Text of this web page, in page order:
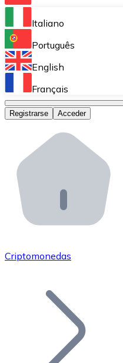
Bitnovo Ramp
Integra nuestra
Bitnovo Giftcards
Bitnovo OTC
Bitnovo ATM
Integra un ATM
Bitnovo API
Integra nuestra API
Únete a nuestra red
Añade tu proyecto a
Italiano
Português
English
Français
Registrarse Acceder
Criptomonedas